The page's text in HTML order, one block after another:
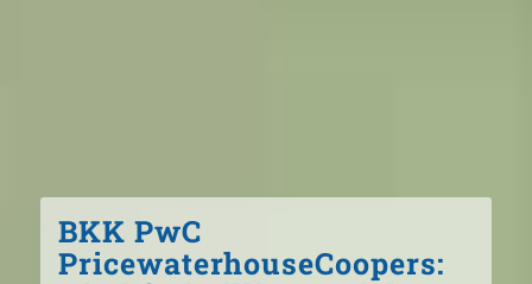
BKK PwC
PricewaterhouseCoopers: